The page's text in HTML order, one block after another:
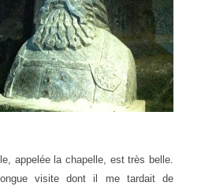
appelée la chapelle, est très belle.
visite dont il me tardait de